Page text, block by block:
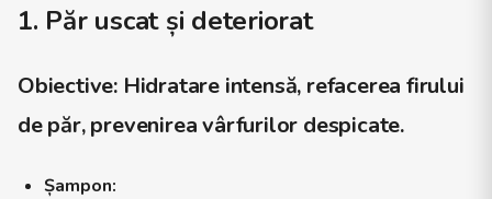
1. Păr uscat și deteriorat
Obiective: Hidratare intensă, refacerea firului
de păr, prevenirea vârfurilor despicate.
Șampon: